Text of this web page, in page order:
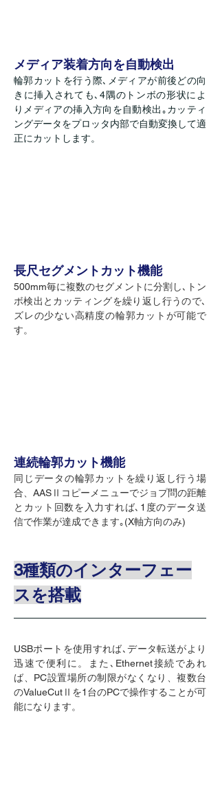
メディア装着方向を自動検出
輪郭カットを行う際､メディアが前後どの向
きに挿入されても､4隅のトンボの形状によ
りメディアの挿入方向を自動検出｡カッティ
ングデータをプロッタ内部で自動変換して適
正にカットします。
長尺セグメントカット機能
500mm毎に複数のセグメントに分割し､トン
ボ検出とカッティングを繰り返し行うので､
ズレの少ない高精度の輪郭カットが可能で
す。
連続輪郭カット機能
同じデータの輪郭カットを繰り返し行う場
合、AASⅡコピーメニューでジョプ問の距離
とカット回数を入力すれば､1度のデータ送
信で作業が達成できます｡(X軸方向のみ)
3種類のインターフェー
スを搭載
USBポートを使用すれば､データ転送がより
迅速で便利に。また､Ethernet接続であれ
ば、PC設置場所の制限がなくなり、複数台
のValueCutⅡを1台のPCで操作することが可
能になります。